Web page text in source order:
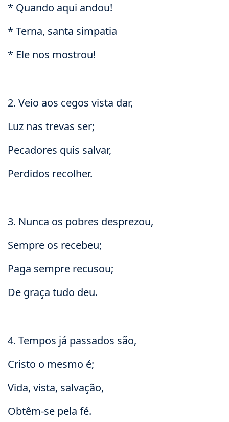
* Quando aqui andou!
* Terna, santa simpatia
* Ele nos mostrou!
2. Veio aos cegos vista dar,
Luz nas trevas ser;
Pecadores quis salvar,
Perdidos recolher.
3. Nunca os pobres desprezou,
Sempre os recebeu;
Paga sempre recusou;
De graça tudo deu.
4. Tempos já passados são,
Cristo o mesmo é;
Vida, vista, salvação,
Obtêm-se pela fé.